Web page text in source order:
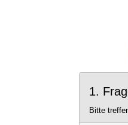
1.
Bitte